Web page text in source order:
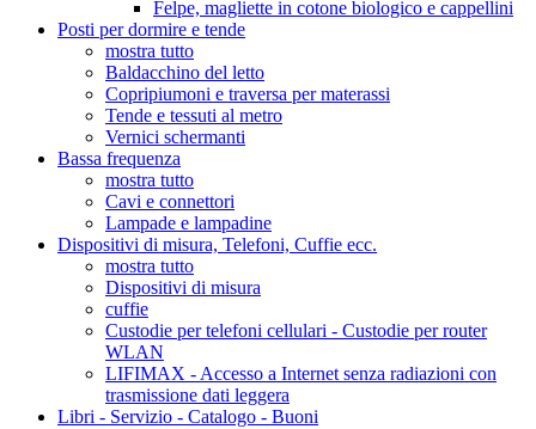
Felpe, magliette in cotone biologico e cappellini
Posti per dormire e tende
mostra tutto
Baldacchino del letto
Copripiumoni e traversa per materassi
Tende e tessuti al metro
Vernici schermanti
Bassa frequenza
mostra tutto
Cavi e connettori
Lampade e lampadine
Dispositivi di misura, Telefoni, Cuffie ecc.
mostra tutto
Dispositivi di misura
cuffie
Custodie per telefoni cellulari - Custodie per router
WLAN
LIFIMAX - Accesso a Internet senza radiazioni con
trasmissione dati leggera
Libri - Servizio - Catalogo - Buoni